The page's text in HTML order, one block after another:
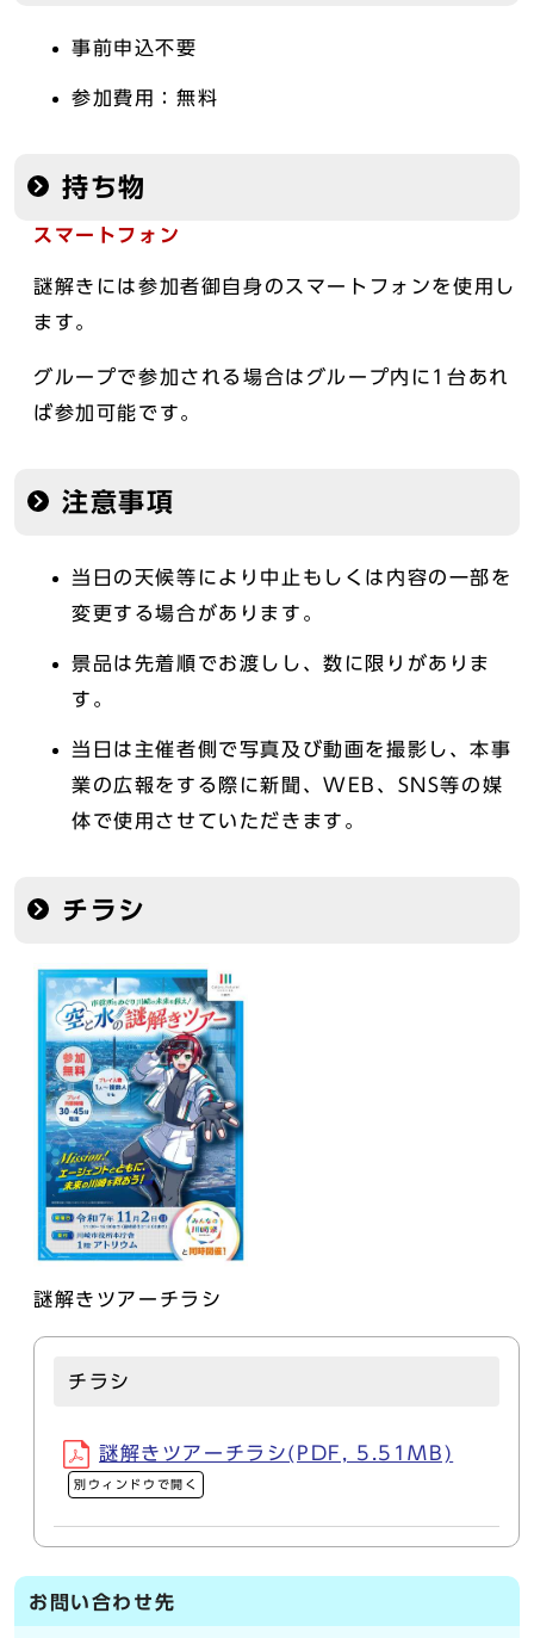
事前申込不要
参加費用：無料
持ち物
スマートフォン
謎解きには参加者御自身のスマートフォンを使用し
ます。
グループで参加される場合はグループ内に1台あれ
ば参加可能です。
注意事項
当日の天候等により中止もしくは内容の一部を
変更する場合があります。
景品は先着順でお渡しし、数に限りがありま
す。
当日は主催者側で写真及び動画を撮影し、本事
業の広報をする際に新聞、WEB、SNS等の媒
体で使用させていただきます。
チラシ
謎解きツアーチラシ
チラシ
謎解きツアーチラシ(PDF, 5.51MB)
別ウィンドウで開く
お問い合わせ先